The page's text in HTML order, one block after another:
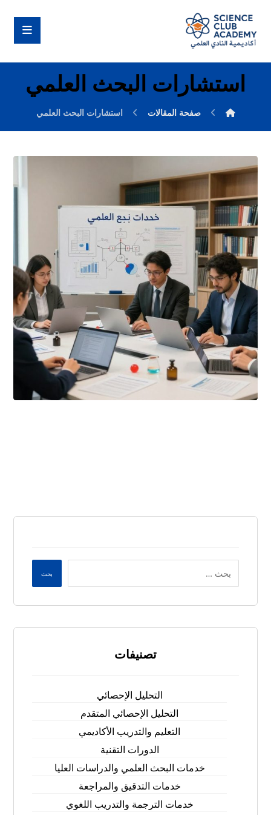
استشارات البحث العلمي
صفحة المقالات استشارات البحث العلمي
بحث
تصنيفات
التحليل الإحصائي
التحليل الإحصائي المتقدم
التعليم والتدريب الأكاديمي
الدورات التقنية
خدمات البحث العلمي والدراسات العليا
خدمات التدقيق والمراجعة
خدمات الترجمة والتدريب اللغوي